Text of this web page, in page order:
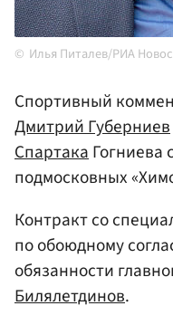
Илья Питалев/РИА
Спортивный
Дмитрий Губерниев
СпартакаГогниева
подмосковных
Контракт со
по обоюдному
обязанности
Билялетдинов.